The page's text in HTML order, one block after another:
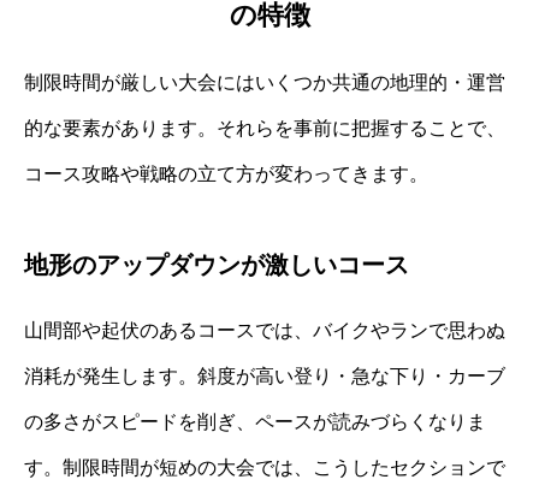
の特徴
制限時間が厳しい大会にはいくつか共通の地理的・運営
的な要素があります。それらを事前に把握することで、
コース攻略や戦略の立て方が変わってきます。
地形のアップダウンが激しいコース
山間部や起伏のあるコースでは、バイクやランで思わぬ
消耗が発生します。斜度が高い登り・急な下り・カーブ
の多さがスピードを削ぎ、ペースが読みづらくなりま
す。制限時間が短めの大会では、こうしたセクションで